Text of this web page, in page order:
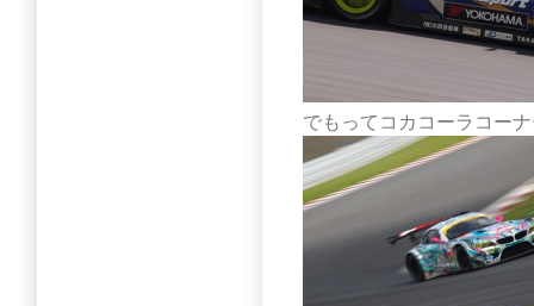
でもってコカコーラコー